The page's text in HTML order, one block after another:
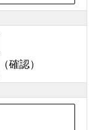
（確認）